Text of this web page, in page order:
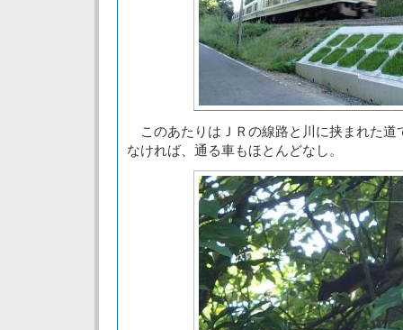
このあたりはＪＲの線路と川に挟まれた道
なければ、通る車もほとんどなし。